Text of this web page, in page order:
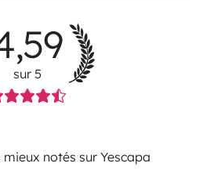
sur 5
notés sur Yescapa